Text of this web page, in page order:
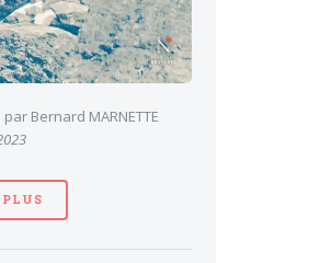
Bernard MARNETTE
PLUS